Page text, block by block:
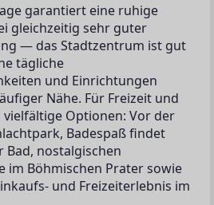
garantiert eine ruhige
gleichzeitig sehr guter
— das Stadtzentrum ist gut
tägliche
und Einrichtungen
Nähe. Für Freizeit und
Optionen: Vor der
Badespaß findet
Bad, nostalgischen
im Böhmischen Prater sowie
und Freizeiterlebnis im